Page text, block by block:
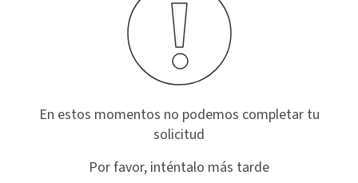
En estos momentos no podemos completar tu
solicitud
Por favor, inténtalo más tarde